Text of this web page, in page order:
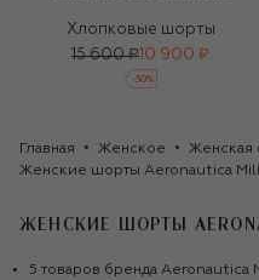
Хлопковые шорты
15 600 ₽ 10 900 ₽
-30%
Главная Женское Женская
Женские шорты Aeronautica
ЖЕНСКИЕ ШОРТЫ
5 товаров бренда Aeronautica